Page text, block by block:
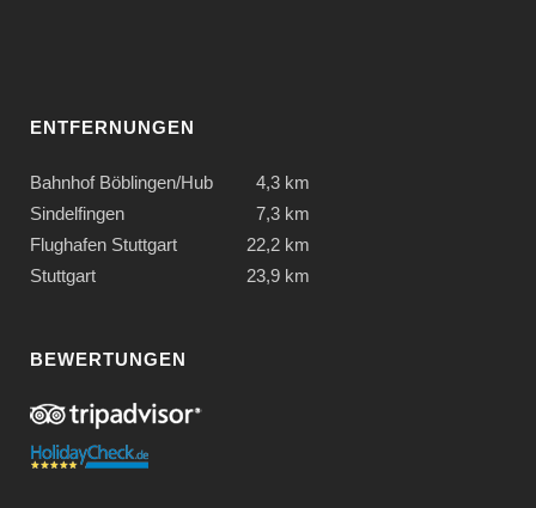
ENTFERNUNGEN
Bahnhof Böblingen/Hub
4,3 km
Sindelfingen
7,3 km
Flughafen Stuttgart
22,2 km
Stuttgart
23,9 km
BEWERTUNGEN